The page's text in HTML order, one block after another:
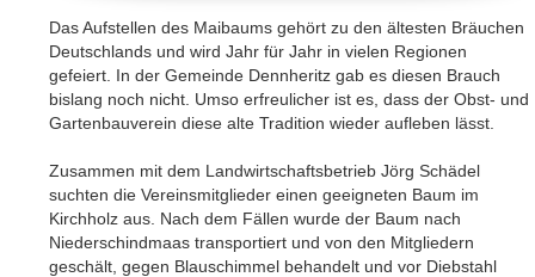
Das Aufstellen des Maibaums gehört zu den ältesten Bräuchen
Deutschlands und wird Jahr für Jahr in vielen Regionen
gefeiert. In der Gemeinde Dennheritz gab es diesen Brauch
bislang noch nicht. Umso erfreulicher ist es, dass der Obst- und
Gartenbauverein diese alte Tradition wieder aufleben lässt.
Zusammen mit dem Landwirtschaftsbetrieb Jörg Schädel
suchten die Vereinsmitglieder einen geeigneten Baum im
Kirchholz aus. Nach dem Fällen wurde der Baum nach
Niederschindmaas transportiert und von den Mitgliedern
geschält, gegen Blauschimmel behandelt und vor Diebstahl